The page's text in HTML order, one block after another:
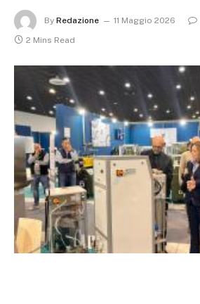
By Redazione 11 Maggio 2026
2 Mins Read